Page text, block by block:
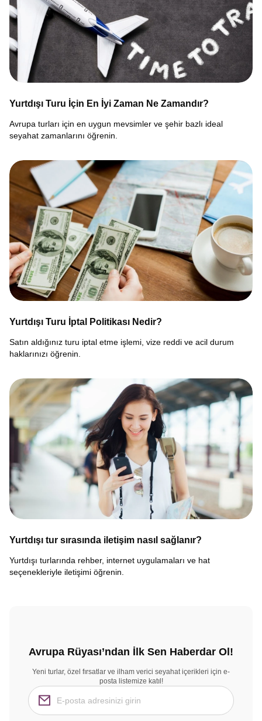
Yurtdışı Turu İçin En İyi Zaman Ne Zamandır?
Avrupa turları için en uygun mevsimler ve şehir bazlı ideal
seyahat zamanlarını öğrenin.
Yurtdışı Turu İptal Politikası Nedir?
Satın aldığınız turu iptal etme işlemi, vize reddi ve acil durum
haklarınızı öğrenin.
Yurtdışı tur sırasında iletişim nasıl sağlanır?
Yurtdışı turlarında rehber, internet uygulamaları ve hat
seçenekleriyle iletişimi öğrenin.
Avrupa Rüyası’ndan İlk Sen Haberdar Ol!
Yeni turlar, özel fırsatlar ve ilham verici seyahat içerikleri için e-
posta listemize katıl!